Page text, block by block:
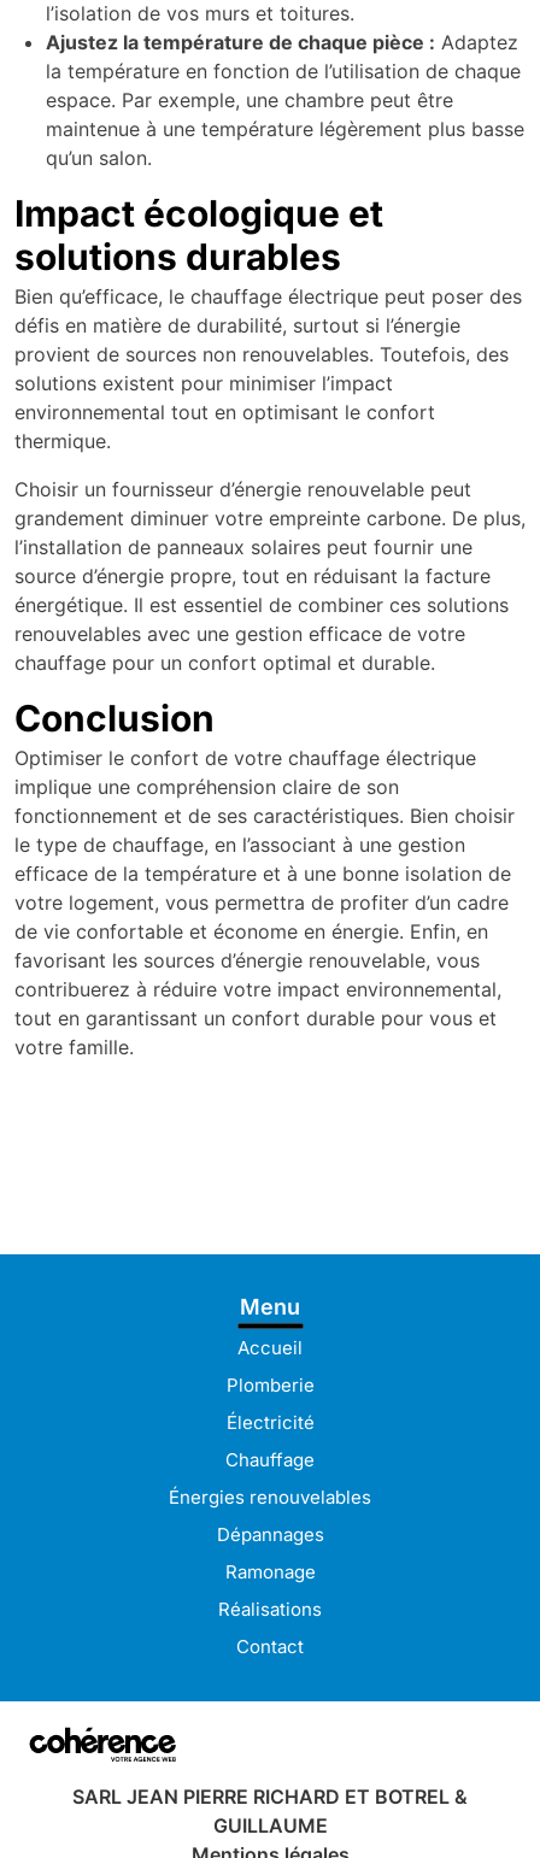
l’isolation de vos murs et toitures.
Ajustez la température de chaque pièce : Adaptez
la température en fonction de l’utilisation de chaque
espace. Par exemple, une chambre peut être
maintenue à une température légèrement plus basse
qu’un salon.
Impact écologique et
solutions durables
Bien qu’efficace, le chauffage électrique peut poser des
défis en matière de durabilité, surtout si l’énergie
provient de sources non renouvelables. Toutefois, des
solutions existent pour minimiser l’impact
environnemental tout en optimisant le confort
thermique.
Choisir un fournisseur d’énergie renouvelable peut
grandement diminuer votre empreinte carbone. De plus,
l’installation de panneaux solaires peut fournir une
source d’énergie propre, tout en réduisant la facture
énergétique. Il est essentiel de combiner ces solutions
renouvelables avec une gestion efficace de votre
chauffage pour un confort optimal et durable.
Conclusion
Optimiser le confort de votre chauffage électrique
implique une compréhension claire de son
fonctionnement et de ses caractéristiques. Bien choisir
le type de chauffage, en l’associant à une gestion
efficace de la température et à une bonne isolation de
votre logement, vous permettra de profiter d’un cadre
de vie confortable et économe en énergie. Enfin, en
favorisant les sources d’énergie renouvelable, vous
contribuerez à réduire votre impact environnemental,
tout en garantissant un confort durable pour vous et
votre famille.
Menu
Accueil
Plomberie
Électricité
Chauffage
Énergies renouvelables
Dépannages
Ramonage
Réalisations
Contact
SARL JEAN PIERRE RICHARD ET BOTREL &
GUILLAUME